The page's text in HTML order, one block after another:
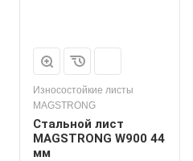
Износостойкие листы
MAGSTRONG
Стальной лист
MAGSTRONG W900 44
мм